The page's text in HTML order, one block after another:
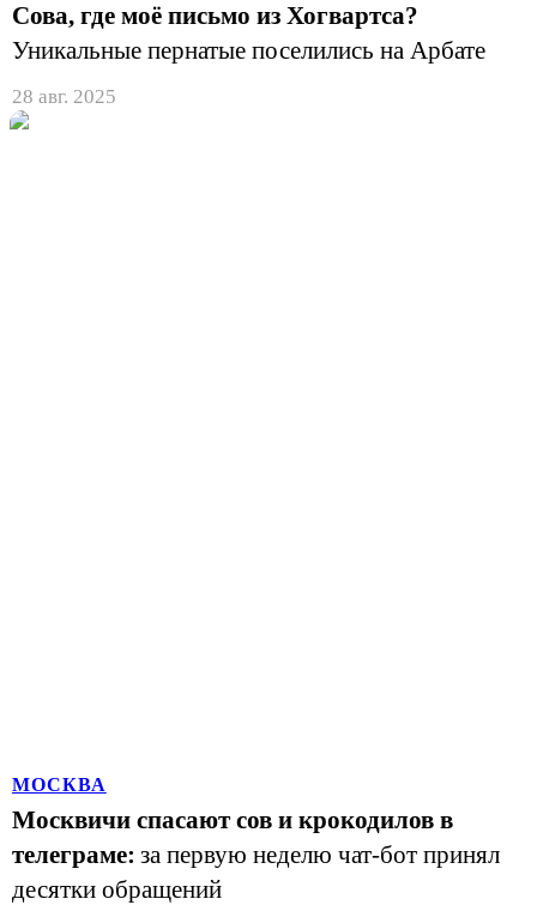
Сова, где моё письмо из Хогвартса?
Уникальные пернатые поселились на Арбате
28 авг. 2025
МОСКВА
Москвичи спасают сов и крокодилов в
телеграме: за первую неделю чат-бот принял
десятки обращений